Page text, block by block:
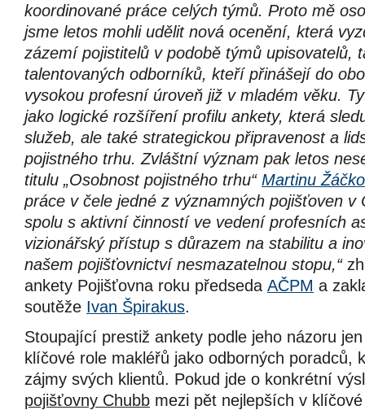
koordinované práce celých týmů. Proto mě
jsme letos mohli udělit nová ocenění, která
zázemí pojistitelů v podobě týmů upisovatelů,
talentovaných odborníků, kteří přinášejí do
vysokou profesní úroveň již v mladém věku.
jako logické rozšíření profilu ankety, která
služeb, ale také strategickou připravenost a
pojistného trhu. Zvláštní význam pak letos
titulu „Osobnost pojistného trhu“ Martinu
práce v čele jedné z významných pojišťoven v
spolu s aktivní činností ve vedení profesních
vizionářský přístup s důrazem na stabilitu a
našem pojišťovnictví nesmazatelnou stopu,“
ankety Pojišťovna roku předseda AČPM a
soutěže Ivan Špirakus.
Stoupající prestiž ankety podle jeho názoru
klíčové role makléřů jako odborných poradců,
zájmy svých klientů. Pokud jde o konkrétní
pojišťovny Chubb mezi pět nejlepších v